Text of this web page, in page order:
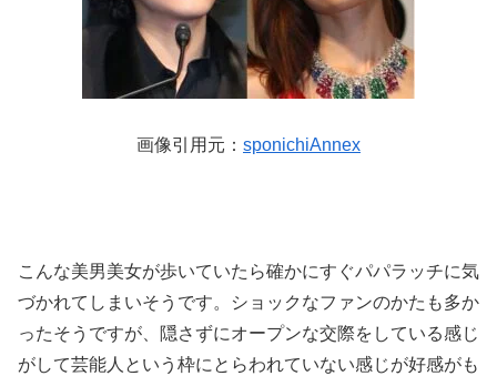
画像引用元： sponichiAnnex
こんな美男美女が歩いていたら確かにすぐパパラッチに気
づかれてしまいそうです。ショックなファンのかたも多か
ったそうですが、隠さずにオープンな交際をしている感じ
がして芸能人という枠にとらわれていない感じが好感がも